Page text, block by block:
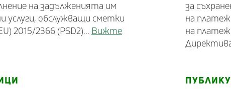
на задълженията им
услуги, обслужващи сметки
2015/2366 (PSD2)... Вижте
за
на
на